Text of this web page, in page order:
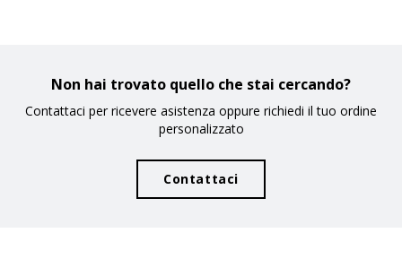
Non hai trovato quello che stai cercando?
Contattaci per ricevere asistenza oppure richiedi il tuo ordine
personalizzato
Contattaci